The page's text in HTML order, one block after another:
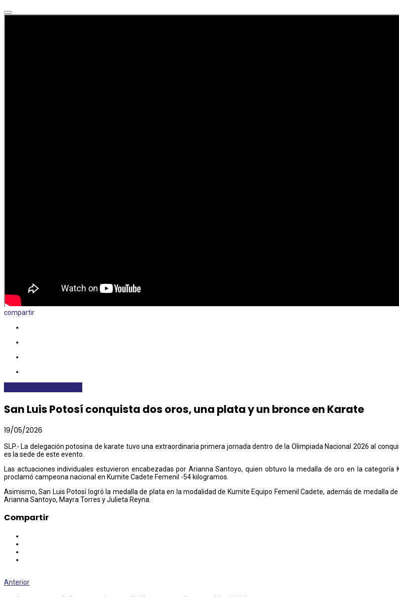
compartir
San Luis Potosí conquista dos oros, una plata y un bronce en Karate
19/05/2026
SLP.- La delegación potosina de karate tuvo una extraordinaria primera jornada dentro de la Olimpiada Nacional 2026 al
es la sede de este evento.
Las actuaciones individuales estuvieron encabezadas por Arianna Santoyo, quien obtuvo la medalla de oro en la
proclamó campeona nacional en Kumite Cadete Femenil -54 kilogramos.
Asimismo, San Luis Potosí logró la medalla de plata en la modalidad de Kumite Equipo Femenil Cadete, además de medalla
Arianna Santoyo, Mayra Torres y Julieta Reyna.
Compartir
Anterior